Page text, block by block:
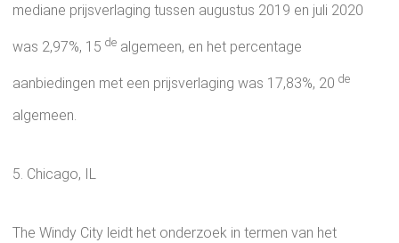
mediane prijsverlaging tussen augustus 2019 en juli 2020
was 2,97%, 15 de algemeen, en het percentage
aanbiedingen met een prijsverlaging was 17,83%, 20 de
algemeen.
5. Chicago, IL
The Windy City leidt het onderzoek in termen van het